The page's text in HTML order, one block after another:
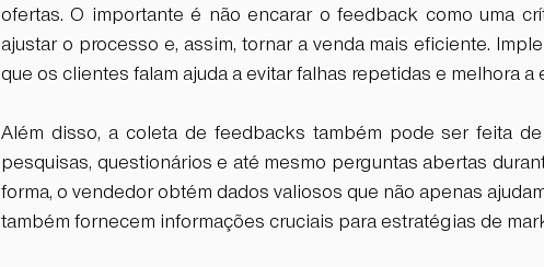
ofertas. O importante é não encarar o feedback como uma
ajustar o processo e, assim, tornar a venda mais eficiente.
que os clientes falam ajuda a evitar falhas repetidas e melhora a
Além disso, a coleta de feedbacks também pode ser feita
pesquisas, questionários e até mesmo perguntas abertas
forma, o vendedor obtém dados valiosos que não apenas
também fornecem informações cruciais para estratégias de